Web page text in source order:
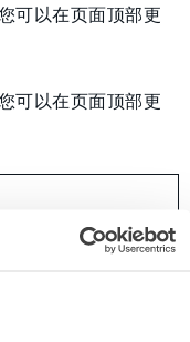
可以在页面顶部更
可以在页面顶部更